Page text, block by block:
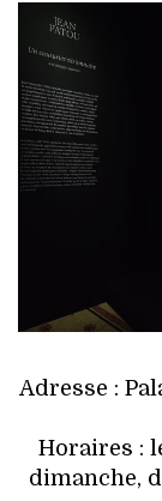
Adresse :
Horaires :
dimanche,